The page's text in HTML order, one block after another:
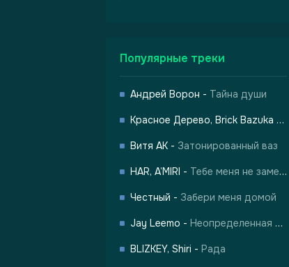
Популярные треки
Андрей Ворон - Тайна души
Красное Дерево, Brick Bazuka
Витя АК - Затонированный ваз
HAR, A’MIRI - Тебе меня не заменить
Честный - Забери меня домой
Jay Leemo - Неопределенная любовь
BLIZKEY, Shiri - Рада